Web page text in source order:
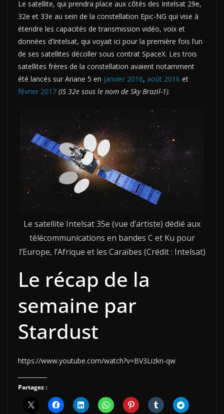
Le satellite, qui prendra place aux côtés des Intelsat 29e,
32e et 33e au sein de la constellation Epic-NG qui vise à
étendre les capacités de transmission vidéo, voix et
données d’Intelsat, qui voyait ici pour la première fois l’un
de ses satellites décoller sous contrat SpaceX. Les trois
satellites frères de la constellation avaient notamment
été lancés sur Ariane 5 en janvier 2016, août 2016 et
février 2017 (IS 32e sous le nom de Sky Brazil-1).
Le satellite Intelsat 35e (vue d’artiste) dédié aux
télécommunications en bandes C et Ku pour
l’Europe, l’Afrique et les Caraïbes (Crédit : Intelsat)
Le récap de la
semaine par
Stardust
https://www.youtube.com/watch?v=BV3Lizkn-qw
Partagez :